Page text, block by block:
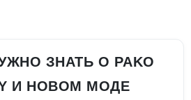
ЗНАТЬ О PAKO
И НОВОМ МОДЕ